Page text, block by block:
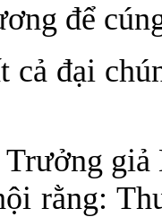
để
cả đại
giả
rằng: